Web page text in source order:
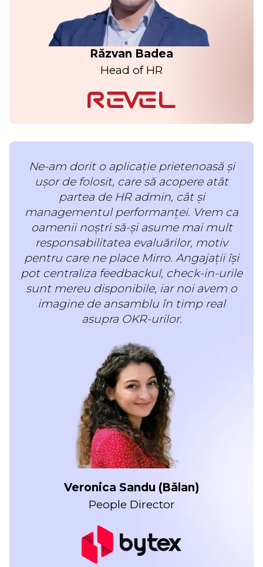
Răzvan Badea
Head of HR
Ne-am dorit o aplicație prietenoasă și
ușor de folosit, care să acopere atât
partea de HR admin, cât și
managementul performanței. Vrem ca
oamenii noștri să-și asume mai mult
responsabilitatea evaluărilor, motiv
pentru care ne place Mirro. Angajații își
pot centraliza feedbackul, check-in-urile
sunt mereu disponibile, iar noi avem o
imagine de ansamblu în timp real
asupra OKR-urilor.
Veronica Sandu (Bălan)
People Director